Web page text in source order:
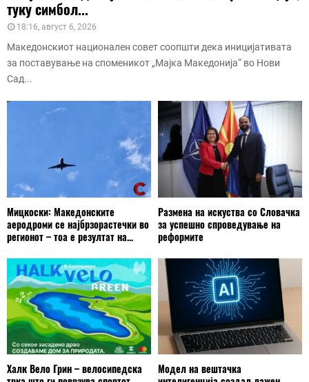
туку симбол...
18:16, август 6, 2026
Македонскиот национален совет соопшти дека иницијативата
за поставување на споменикот „Мајка Македонија“ во Нови
Сад...
Мицкоски: Македонските
аеродроми се најбрзорастечки во
регионот – тоа е резултат на...
Размена на искуства со Словачка
за успешно спроведување на
реформите
Халк Вело Грин – велосипедска
Модел на вештачка